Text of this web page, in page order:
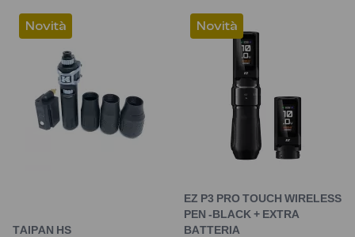
Novità
TAIPAN HS
Novità
EZ P3 PRO TOUCH WIRELESS
PEN -BLACK + EXTRA
BATTERIA